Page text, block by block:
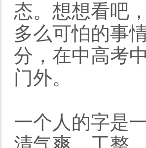
态。想想看吧
多么可怕的事
分，在中高考
门外。
一个人的字是